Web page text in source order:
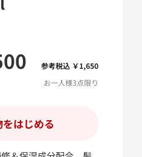
参考税込 ￥1,650
お一人様3点限り
はじめる